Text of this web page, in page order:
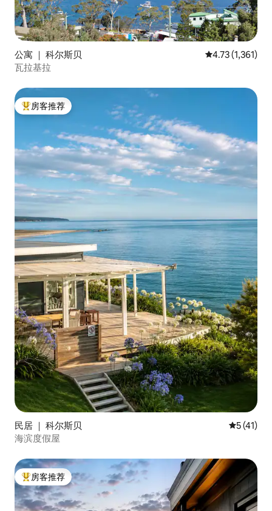
公寓 ｜ 科尔斯贝 平均评分 4.73
4.73 (1,361)
瓦拉基拉
热门「房客推荐」
房客推荐
民居 ｜ 科尔斯贝 平均评分
5 (41)
海滨度假屋
热门「房客推荐」
房客推荐